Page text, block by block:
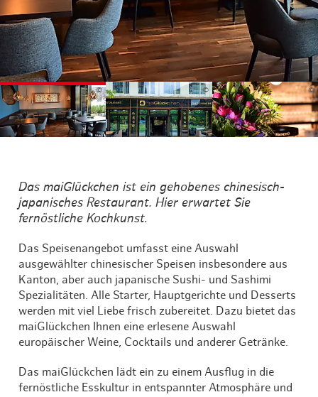
© © ©
Das maiGlückchen ist ein gehobenes chinesisch-
japanisches Restaurant. Hier erwartet Sie
fernöstliche Kochkunst.
Das Speisenangebot umfasst eine Auswahl
ausgewählter chinesischer Speisen insbesondere aus
Kanton, aber auch japanische Sushi- und Sashimi
Spezialitäten. Alle Starter, Hauptgerichte und Desserts
werden mit viel Liebe frisch zubereitet. Dazu bietet das
maiGlückchen Ihnen eine erlesene Auswahl
europäischer Weine, Cocktails und anderer Getränke.
Das maiGlückchen lädt ein zu einem Ausflug in die
fernöstliche Esskultur in entspannter Atmosphäre und